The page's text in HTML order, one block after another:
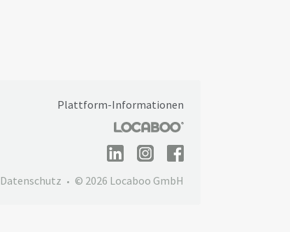
Plattform-Informationen
Datenschutz © 2026 Locaboo GmbH